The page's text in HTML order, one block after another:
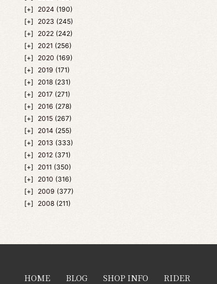
2024 (190)
2023 (245)
2022 (242)
2021 (256)
2020 (169)
2019 (171)
2018 (231)
2017 (271)
2016 (278)
2015 (267)
2014 (255)
2013 (333)
2012 (371)
2011 (350)
2010 (316)
2009 (377)
2008 (211)
HOME BLOG SHOP INFO RIDER